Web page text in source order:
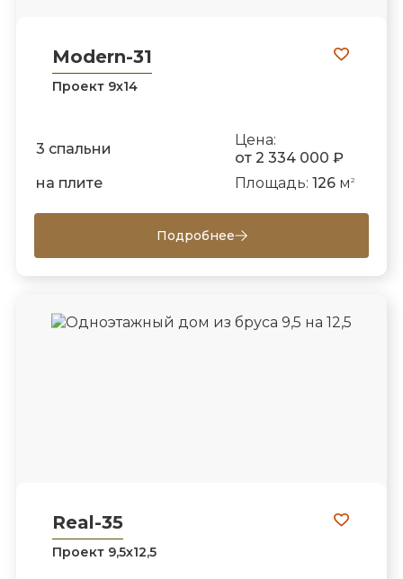
Modern-31
Проект 9х14
3 спальни
Цена:
от 2 334 000 ₽
на плите
Площадь: 126м 2
Подробнее
Real-35
Проект 9,5х12,5